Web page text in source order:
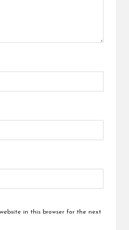
in this browser for the next